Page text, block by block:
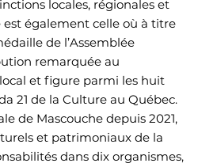
locales, régionales et
également celle où à titre
de l’Assemblée
remarquée au
et figure parmi les huit
21 de la Culture au Québec.
de Mascouche depuis 2021,
et patrimoniaux de la
dans dix organismes,